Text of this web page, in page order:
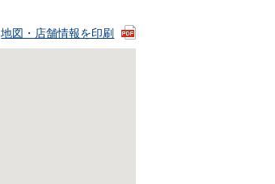
地図・店舗情報を印刷